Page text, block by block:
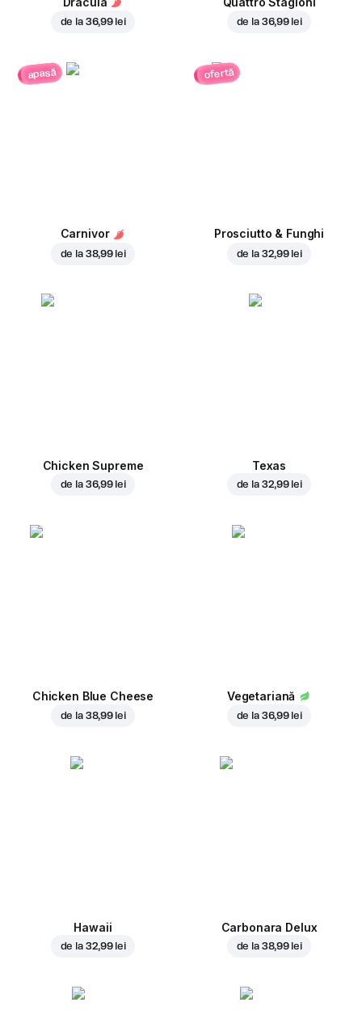
de la 36,99 lei de la 36,99 lei
apasă
Carnivor
de la 38,99 lei
ofertă
Prosciutto & Funghi
de la 32,99 lei
Chicken Supreme
de la 36,99 lei
Texas
de la 32,99 lei
Chicken Blue Cheese
de la 38,99 lei
Vegetariană
de la 36,99 lei
Hawaii
de la 32,99 lei
Carbonara Delux
de la 38,99 lei